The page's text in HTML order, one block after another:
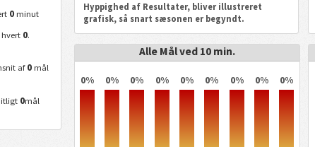
0 minut
0.
af0 mål
0mål
Hyppighed af Resultater, bliver illustreret
grafisk, så snart sæsonen er begyndt.
Alle Mål ved 10 min.
0% 0% 0% 0% 0% 0% 0% 0% 0%